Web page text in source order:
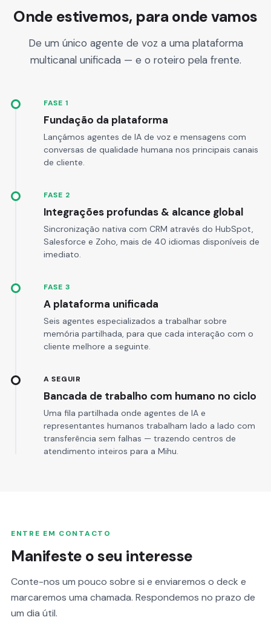
Onde estivemos, para onde vamos
De um único agente de voz a uma plataforma
multicanal unificada — e o roteiro pela frente.
FASE 1
Fundação da plataforma
Lançámos agentes de IA de voz e mensagens com
conversas de qualidade humana nos principais canais
de cliente.
FASE 2
Integrações profundas & alcance global
Sincronização nativa com CRM através do HubSpot,
Salesforce e Zoho, mais de 40 idiomas disponíveis de
imediato.
FASE 3
A plataforma unificada
Seis agentes especializados a trabalhar sobre
memória partilhada, para que cada interação com o
cliente melhore a seguinte.
A SEGUIR
Bancada de trabalho com humano no ciclo
Uma fila partilhada onde agentes de IA e
representantes humanos trabalham lado a lado com
transferência sem falhas — trazendo centros de
atendimento inteiros para a Mihu.
ENTRE EM CONTACTO
Manifeste o seu interesse
Conte-nos um pouco sobre si e enviaremos o deck e
marcaremos uma chamada. Respondemos no prazo de
um dia útil.